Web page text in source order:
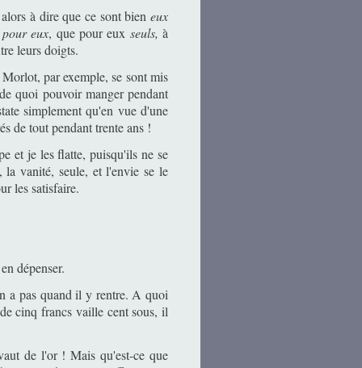
à dire que ce sont bieneux
eux, que pour eux seuls, à
leurs doigts.
par exemple, se sont mis
quoi pouvoir manger pendant
simplement qu'en vue d'une
de tout pendant trente ans !
et je les flatte, puisqu'ils ne se
la vanité, seule, et l'envie se le
les satisfaire.
dépenser.
a pas quand il y rentre. A quoi
cinq francs vaille cent sous, il
de l'or ! Mais qu'est-ce que